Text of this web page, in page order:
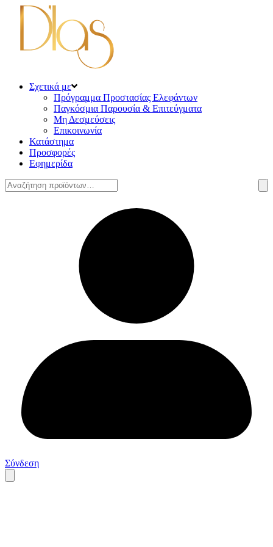
Σχετικά με
Πρόγραμμα Προστασίας Ελεφάντων
Παγκόσμια Παρουσία & Επιτεύγματα
Μη Δεσμεύσεις
Επικοινωνία
Κατάστημα
Προσφορές
Εφημερίδα
Αναζήτηση
για:
Σύνδεση